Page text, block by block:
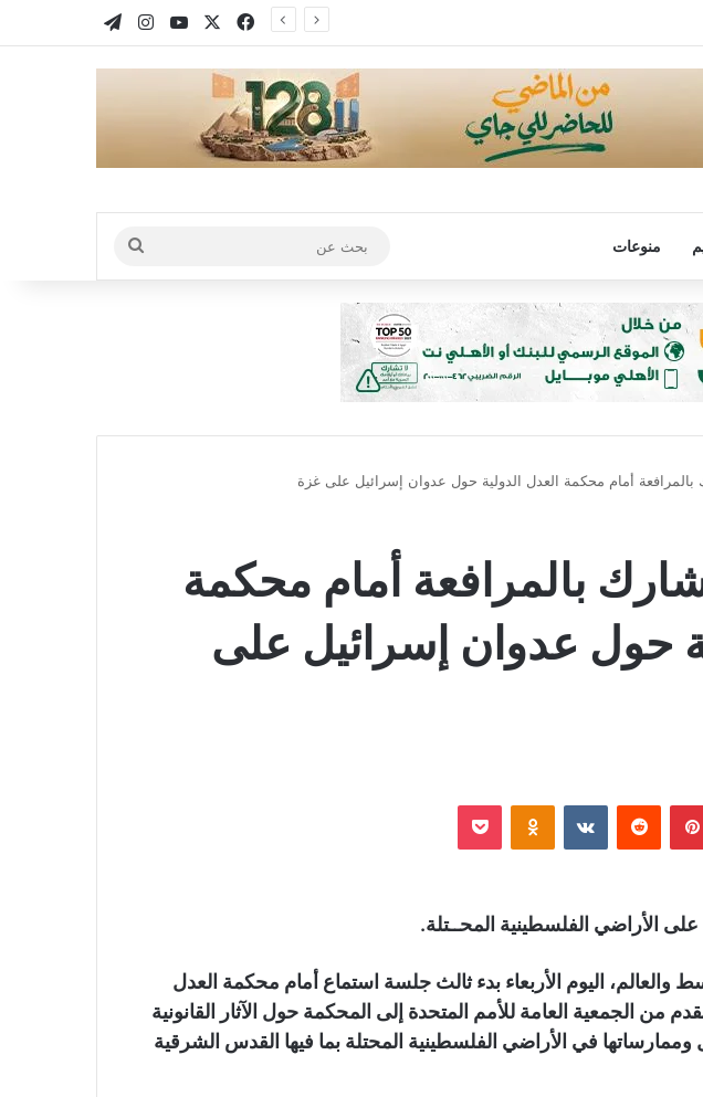
فيسبوك يوتيوب انستقرام
منوعات
عن
أمام محكمة العدل الدولية حول عدوان إسرائيل على غزة
بالمرافعة أمام محكمة
حول عدوان إسرائيل على
بينتيريست
الأراضي الفلسطينية المحــتلة.
اليوم الأربعاء بدء ثالث جلسة استماع أمام محكمة العدل
من الجمعية العامة للأمم المتحدة إلى المحكمة حول الآثار القانونية
في الأراضي الفلسطينية المحتلة بما فيها القدس الشرقية